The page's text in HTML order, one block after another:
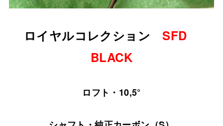
ロイヤルコレクションSFD
BLACK
ロフト・10,5°